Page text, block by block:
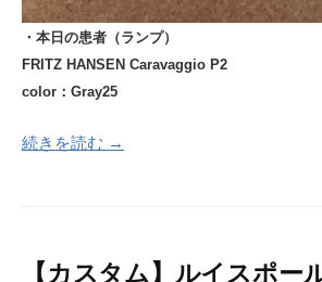
・本日の患者（ランプ）
FRITZ HANSEN Caravaggio P2
color：Gray25
続きを読む →
【カスタム】ルイスポー